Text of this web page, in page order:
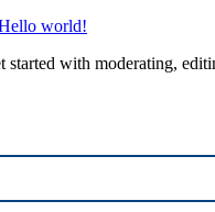
world!
started with moderating,